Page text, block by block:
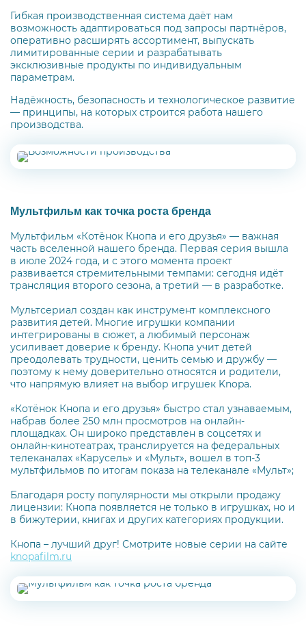
Гибкая производственная система даёт нам
возможность адаптироваться под запросы партнёров,
оперативно расширять ассортимент, выпускать
лимитированные серии и разрабатывать
эксклюзивные продукты по индивидуальным
параметрам.
Надёжность, безопасность и технологическое развитие
— принципы, на которых строится работа нашего
производства.
Мультфильм как точка роста бренда
Мультфильм «Котёнок Кнопа и его друзья» — важная
часть вселенной нашего бренда. Первая серия вышла
в июле 2024 года, и с этого момента проект
развивается стремительными темпами: сегодня идёт
трансляция второго сезона, а третий — в разработке.
Мультсериал создан как инструмент комплексного
развития детей. Многие игрушки компании
интегрированы в сюжет, а любимый персонаж
усиливает доверие к бренду. Кнопа учит детей
преодолевать трудности, ценить семью и дружбу —
поэтому к нему доверительно относятся и родители,
что напрямую влияет на выбор игрушек Knopa.
«Котёнок Кнопа и его друзья» быстро стал узнаваемым,
набрав более 250 млн просмотров на онлайн-
площадках. Он широко представлен в соцсетях и
онлайн-кинотеатрах, транслируется на федеральных
телеканалах «Карусель» и «Мульт», вошел в топ-3
мультфильмов по итогам показа на телеканале «Мульт»;
Благодаря росту популярности мы открыли продажу
лицензии: Кнопа появляется не только в игрушках, но и
в бижутерии, книгах и других категориях продукции.
Кнопа – лучший друг! Смотрите новые серии на сайте
knopafilm.ru